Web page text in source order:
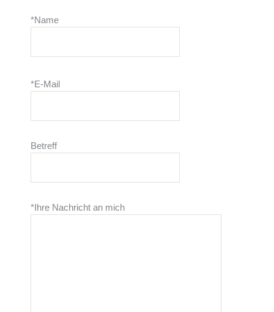
*Name
this
leave
this
empty.
*E-Mail
Betreff
*Ihre Nachricht an mich